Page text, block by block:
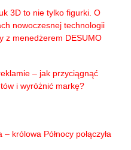
3D to nie tylko figurki. O
nowoczesnej technologii
z menedżerem DESUMO
– jak przyciągnąć
i wyróżnić markę?
– królowa Północy połączyła